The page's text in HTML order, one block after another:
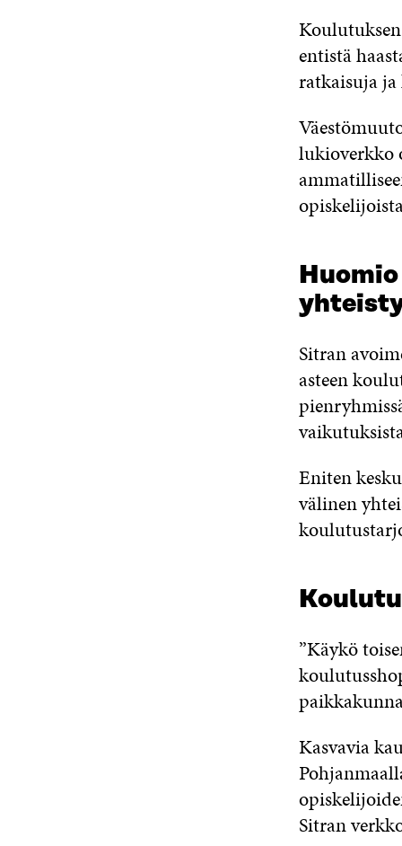
entistä
ratkaisuja
lukioverkko
Sitran
asteen
Eniten
välinen
”Käykö
Kasvavia
Sitran